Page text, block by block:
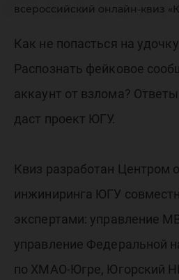
всероссийский онлайн-квиз
Как не попасться на
Распознать фейковое
аккаунт от взлома?
даст проект ЮГУ.
Квиз разработан Центром
инжиниринга ЮГУ
экспертами: управление
управление Федеральной
по ХМАО-Югре, Югорский